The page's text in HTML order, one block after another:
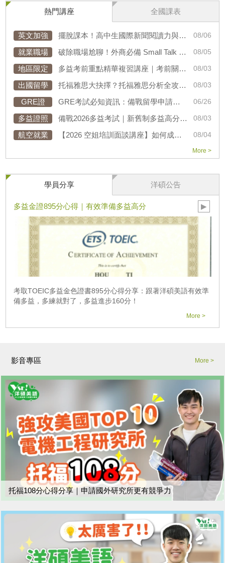
熱門講座 全國課表
英文加強 擺脫課本！高中生國際新聞閱讀力與跨領域19素養表達術 08/06
就業職場 破除職場尬聊！外商必備 Small Talk 與跨文化溝通實戰演練 08/05
地區限定 多益考前重點精華複習講座｜考前關鍵 1 小時，解鎖高分密碼！ 08/03
出國留學 托福雅思大抉擇？托福雅思分析全攻略，30分鐘盲測判斷備考方向！ 08/03
GRE證 GRE考試必知資訊：備戰留學申請、迎戰GRE新制一次考到位！ 06/26
多益證照 備戰2026多益考試｜新舊制多益高分準備攻略講座 08/03
航空就業 【2026 空姐培訓面談講座】如何成為空服員? 08/04
More >
學員分享 洋碩公告
▶
多益金證895分心得｜有效準備多益高分
考取TOEIC多益金色證書895分心得分享：跟著洋碩美語有效準
備多益，多練就對了，多益進步160分！
More >
More >
影音專區
托福108分心得分享｜申請國外研究所更有競爭力